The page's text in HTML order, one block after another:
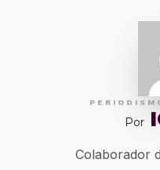
Por
Colaborador